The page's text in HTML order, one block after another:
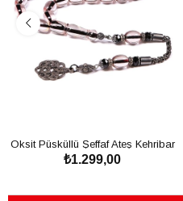
Oksit Püsküllü Şeffaf Ateş Kehribar
Tesbih
₺1.299,00